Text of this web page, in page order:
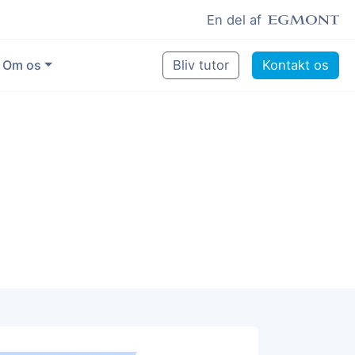
En del af
Om os Bliv tutor Kontakt os